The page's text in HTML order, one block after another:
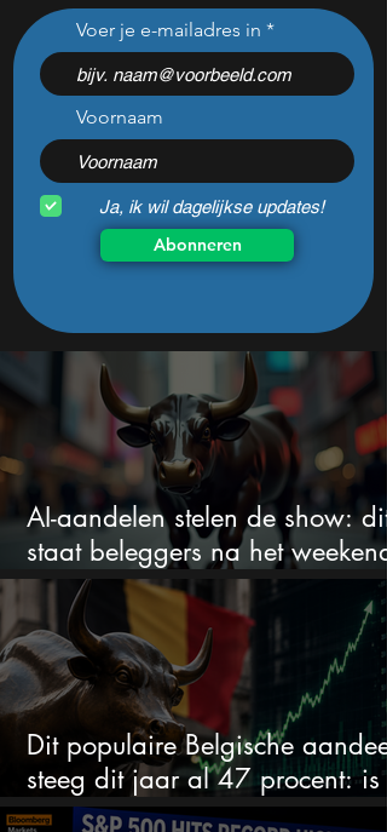
Buffett-indicator piekt:
staan we voor een nieuwe
Dotcom-bubbel?
Voer je e-mailadres in
Voornaam
Ja, ik wil dagelijkse updates!
Abonneren
AI-aandelen stelen de show: dit
staat beleggers na het weekend
te wachten
Dit populaire Belgische aandeel
steeg dit jaar al 47 procent: is
ruimte voor meer?